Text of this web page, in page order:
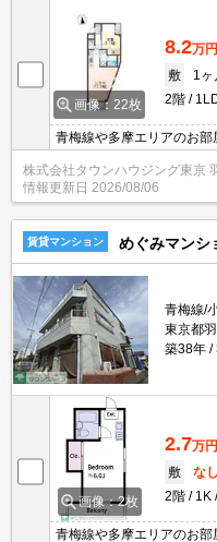
画像：22枚
8.2万円
敷
1ヶ
2階
青梅線や多摩エリアのお部
せを！ご来店時無料駐車場
株式会社タウンハウジング東京
情報更新日 2026/08/06
賃貸マンション めぐみマンシ
青梅線/
東京都
築38年
画像：2枚
2.7万円
敷
なし
2階
1K
青梅線や多摩エリアのお部